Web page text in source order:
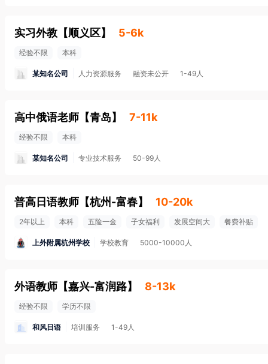
实习外教 【顺义区】 5-6k
经验不限 本科
某知名公司 人力资源服务 融资未公开 1-49人
高中俄语老师 【青岛】 7-11k
经验不限 本科
某知名公司 专业技术服务 50-99人
普高日语教师 【杭州-富春】 10-20k
2年以上 本科 五险一金 子女福利 发展空间大 餐费补贴
上外附属杭州学校 学校教育 5000-10000人
外语教师 【嘉兴-富润路】 8-13k
经验不限 学历不限
和风日语 培训服务 1-49人